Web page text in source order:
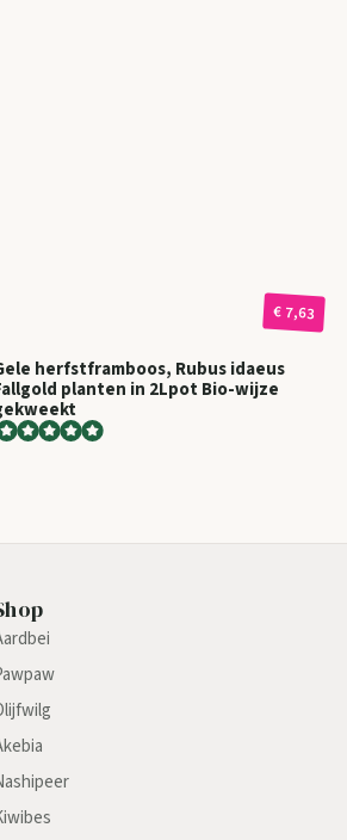
€ 7,63
herfstframboos, Rubus idaeus
planten in 2Lpot Bio-wijze